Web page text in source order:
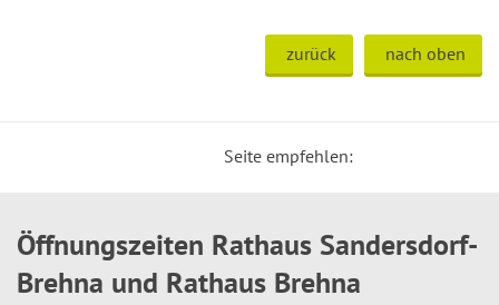
zurück nach oben
Seite empfehlen:
Öffnungszeiten Rathaus Sandersdorf-
Brehna und Rathaus Brehna